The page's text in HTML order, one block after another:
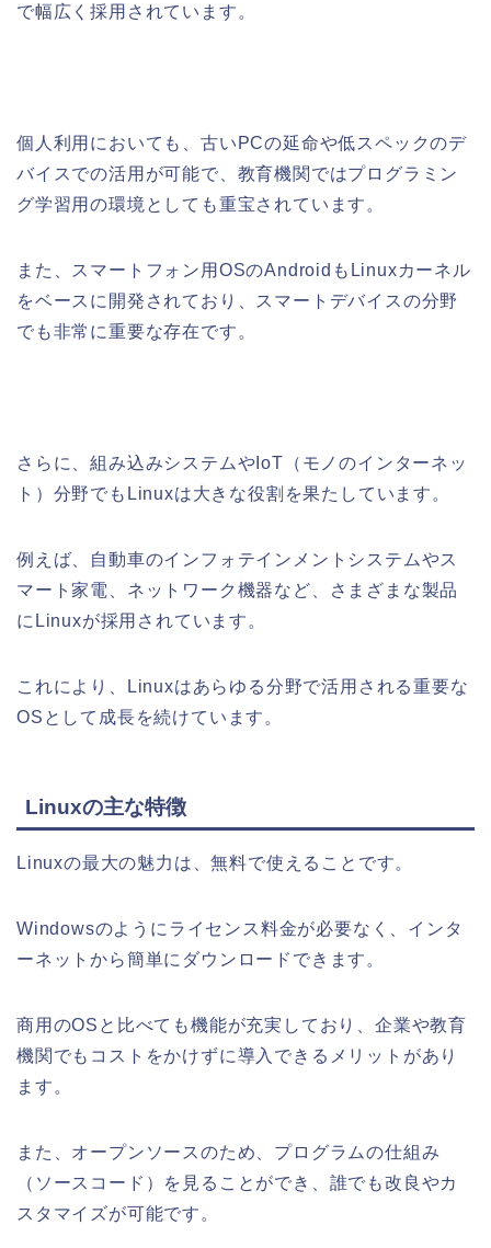
で幅広く採用されています。
個人利用においても、古いPCの延命や低スペックのデ
バイスでの活用が可能で、教育機関ではプログラミン
グ学習用の環境としても重宝されています。
また、スマートフォン用OSのAndroidもLinuxカーネル
をベースに開発されており、スマートデバイスの分野
でも非常に重要な存在です。
さらに、組み込みシステムやIoT（モノのインターネッ
ト）分野でもLinuxは大きな役割を果たしています。
例えば、自動車のインフォテインメントシステムやス
マート家電、ネットワーク機器など、さまざまな製品
にLinuxが採用されています。
これにより、Linuxはあらゆる分野で活用される重要な
OSとして成長を続けています。
Linuxの主な特徴
Linuxの最大の魅力は、無料で使えることです。
Windowsのようにライセンス料金が必要なく、インタ
ーネットから簡単にダウンロードできます。
商用のOSと比べても機能が充実しており、企業や教育
機関でもコストをかけずに導入できるメリットがあり
ます。
また、オープンソースのため、プログラムの仕組み
（ソースコード）を見ることができ、誰でも改良やカ
スタマイズが可能です。